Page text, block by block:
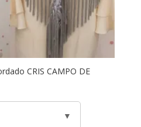
CRIS CAMPO DE